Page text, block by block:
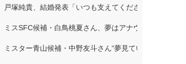
戸塚純貴、結婚発表「いつも支えてくださる皆さまの
ミスSFC候補・白鳥桃夏さん、夢はアナウンサー 学生
ミスター青山候補・中野友斗さん“夢見ていた賞受賞に